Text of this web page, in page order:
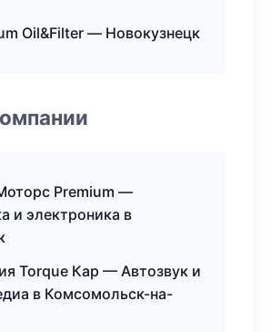
Oil&Filter — Новокузнецк
Premium —
и электроника в
Torque Кар — Автозвук и
в Комсомольск-на-